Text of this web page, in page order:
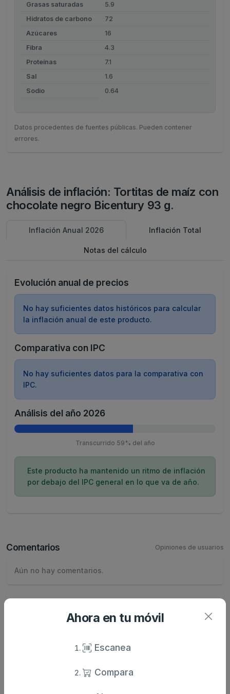
Grasas saturadas
5.9
Hidratos de carbono
72
Azúcares
16
Fibra
4.3
Proteínas
7.1
Sal
1.6
Sodio
0.64
Datos procedentes de fuentes públicas. Pueden contener
errores.
Análisis de inflación: Tortitas de maíz con
chocolate negro Bicentury 93 g.
Inflación Anual 2026 Inflación Total
Notas del cálculo
Evolución anual de precios
No hay suficientes datos históricos para calcular
la inflación anual de este producto.
Comparativa con IPC
No hay suficientes datos para la comparativa con
IPC.
Análisis del año 2026
Transcurrido 59% del año
Este producto ha mantenido un ritmo de inflación
por debajo del IPC general en lo que va de año.
Comentarios Opiniones de usuarios
Aún no hay comentarios.
Ahora en tu móvil
Escanea
Compara